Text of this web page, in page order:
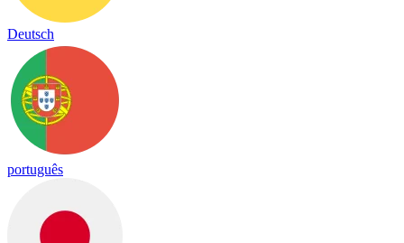
Deutsch
português